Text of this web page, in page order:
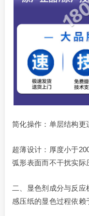
简化操作：单层结构更
超薄设计：厚度小于
弧形表面而不干扰实际
二、显色剂成分与反应
感压纸的显色过程依赖